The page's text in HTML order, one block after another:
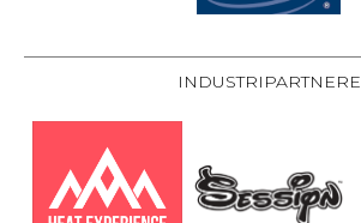
INDUSTRIPARTNERE